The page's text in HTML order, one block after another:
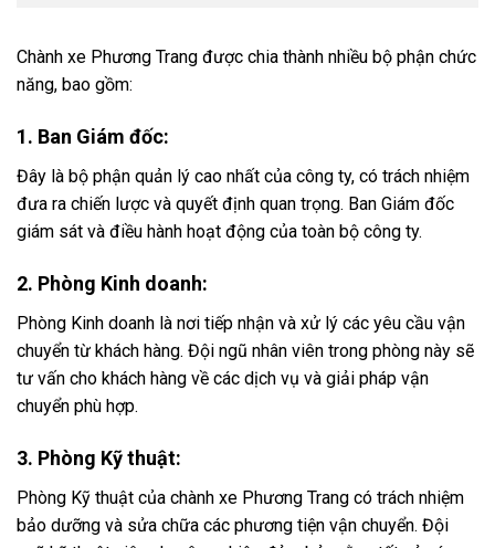
Chành xe Phương Trang được chia thành nhiều bộ phận chức
năng, bao gồm:
1. Ban Giám đốc:
Đây là bộ phận quản lý cao nhất của công ty, có trách nhiệm
đưa ra chiến lược và quyết định quan trọng. Ban Giám đốc
giám sát và điều hành hoạt động của toàn bộ công ty.
2. Phòng Kinh doanh:
Phòng Kinh doanh là nơi tiếp nhận và xử lý các yêu cầu vận
chuyển từ khách hàng. Đội ngũ nhân viên trong phòng này sẽ
tư vấn cho khách hàng về các dịch vụ và giải pháp vận
chuyển phù hợp.
3. Phòng Kỹ thuật:
Phòng Kỹ thuật của chành xe Phương Trang có trách nhiệm
bảo dưỡng và sửa chữa các phương tiện vận chuyển. Đội